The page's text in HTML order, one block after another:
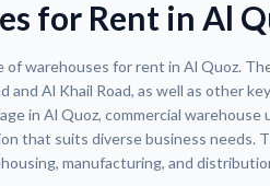
for Rent in Al
warehouses for rent in Al Quoz.
and Al Khail Road, as well as other
in Al Quoz, commercial warehouse
that suits diverse business needs.
manufacturing, and